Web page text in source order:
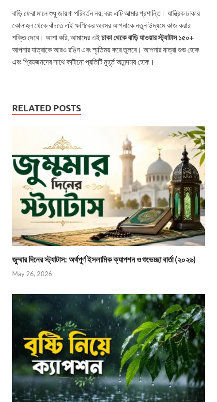
বাড়ি ফেরা মানে শুধু জায়গা পরিবর্তন নয়, বরং এটি আত্মার প্রশান্তি। যান্ত্রিক ঢাকার
কোলাহল থেকে বাঁচতে এই ক্ষণিকের অবসর আপনাকে নতুন উদ্যমে কাজ করার
শক্তি দেবে। আশা করি, আমাদের এইঢাকা থেকে বাড়ি যাওয়ার স্ট্যাটাস ১৫০+
আপনার যাত্রাকে আরও রঙিন এবং স্মৃতিময় করে তুলবে। আপনার যাত্রা শুভ হোক
এবং প্রিয়জনদের সাথে কাটানো প্রতিটি মুহূর্ত আনন্দময় হোক।
RELATED POSTS
জুম্মার দিনের স্ট্যাটাস: অর্থপূর্ণ ইসলামিক ক্যাপশন ও শুভেচ্ছা বার্তা (২০২৬)
May 26, 2026